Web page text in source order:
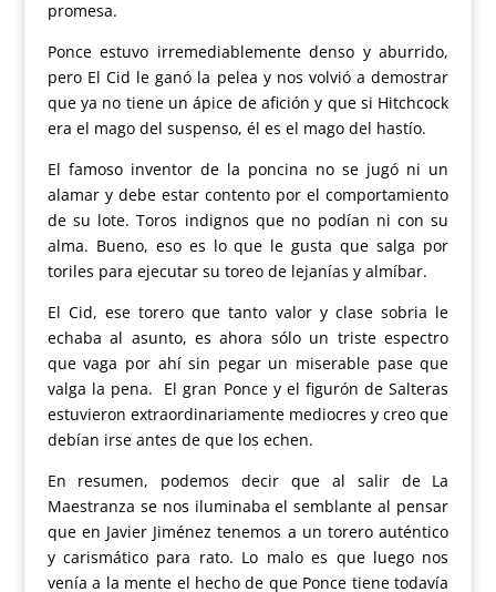
promesa.
Ponce estuvo irremediablemente denso y aburrido,
pero El Cid le ganó la pelea y nos volvió a demostrar
que ya no tiene un ápice de afición y que si Hitchcock
era el mago del suspenso, él es el mago del hastío.
El famoso inventor de la poncina no se jugó ni un
alamar y debe estar contento por el comportamiento
de su lote. Toros indignos que no podían ni con su
alma. Bueno, eso es lo que le gusta que salga por
toriles para ejecutar su toreo de lejanías y almíbar.
El Cid, ese torero que tanto valor y clase sobria le
echaba al asunto, es ahora sólo un triste espectro
que vaga por ahí sin pegar un miserable pase que
valga la pena. El gran Ponce y el figurón de Salteras
estuvieron extraordinariamente mediocres y creo que
debían irse antes de que los echen.
En resumen, podemos decir que al salir de La
Maestranza se nos iluminaba el semblante al pensar
que en Javier Jiménez tenemos a un torero auténtico
y carismático para rato. Lo malo es que luego nos
venía a la mente el hecho de que Ponce tiene todavía